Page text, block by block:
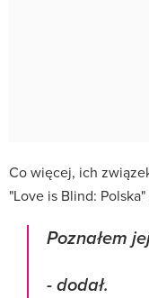
Co więcej, ich
"Love is Blind:
Poznałem
- dodał.